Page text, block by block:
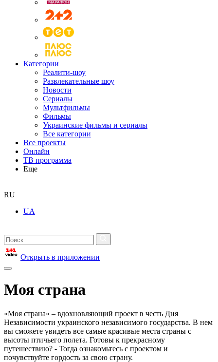
Категории
Реалити-шоу
Развлекательные шоу
Новости
Сериалы
Мультфильмы
Фильмы
Украинские фильмы и сериалы
Все категории
Все проекты
Онлайн
ТВ программа
Еще
RU
UA
Открыть в приложении
Моя страна
«Моя страна» – вдохновляющий проект в честь Дня
Независимости украинского независимого государства. В нем
вы сможете увидеть все самые красивые места страны с
высоты птичьего полета. Готовы к прекрасному
путешествию? - Тогда ознакомьтесь с проектом и
почувствуйте гордость за свою страну.